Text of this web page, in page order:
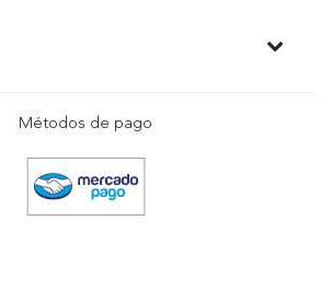
Métodos de pago